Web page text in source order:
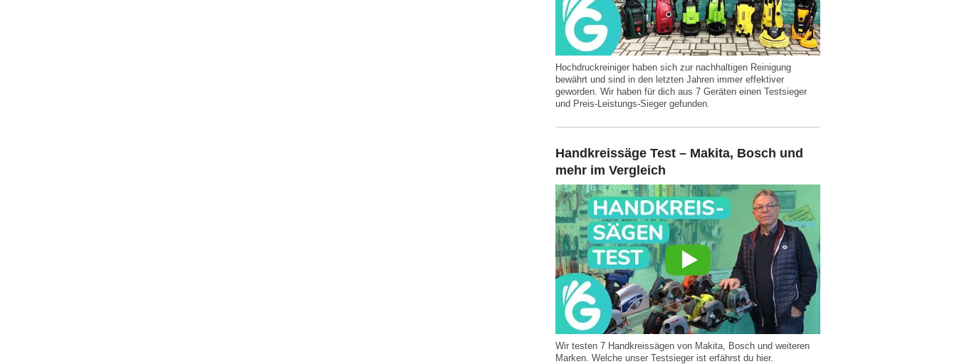
Hochdruckreiniger haben sich zur nachhaltigen Reinigung
bewährt und sind in den letzten Jahren immer effektiver
geworden. Wir haben für dich aus 7 Geräten einen Testsieger
und Preis-Leistungs-Sieger gefunden.
Handkreissäge Test – Makita, Bosch und
mehr im Vergleich
Wir testen 7 Handkreissägen von Makita, Bosch und weiteren
Marken. Welche unser Testsieger ist erfährst du hier.